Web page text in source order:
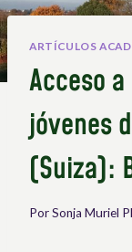
ARTÍCULOS
Acceso
jóvenes
(Suiza):
PorSonja Muriel